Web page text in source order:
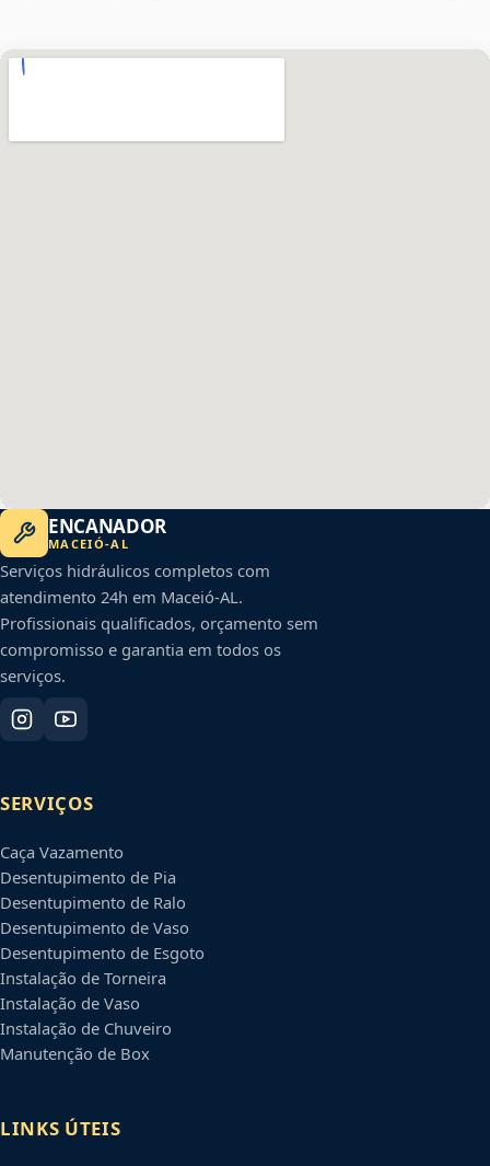
ENCANADOR
MACEIÓ-AL
Serviços hidráulicos completos com
atendimento 24h em Maceió-AL.
Profissionais qualificados, orçamento sem
compromisso e garantia em todos os
serviços.
SERVIÇOS
Caça Vazamento
Desentupimento de Pia
Desentupimento de Ralo
Desentupimento de Vaso
Desentupimento de Esgoto
Instalação de Torneira
Instalação de Vaso
Instalação de Chuveiro
Manutenção de Box
LINKS ÚTEIS